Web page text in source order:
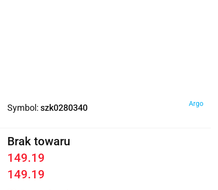
Symbol: szk0280340 Argo
Brak towaru
149.19
149.19